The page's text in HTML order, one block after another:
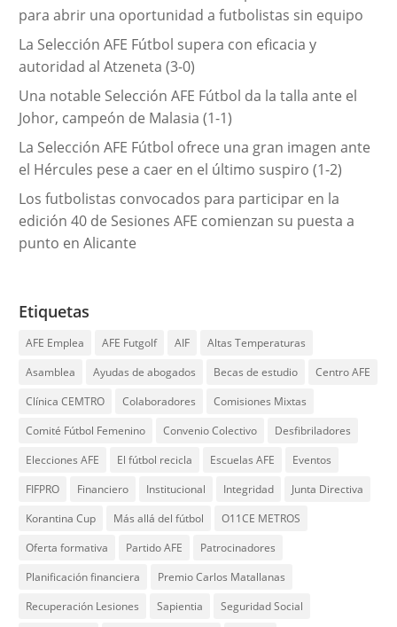
s
para abrir una oportunidad a futbolistas sin equipo
La Selección AFE Fútbol supera con eficacia y
autoridad al Atzeneta (3-0)
Una notable Selección AFE Fútbol da la talla ante el
Johor, campeón de Malasia (1-1)
La Selección AFE Fútbol ofrece una gran imagen ante
el Hércules pese a caer en el último suspiro (1-2)
Los futbolistas convocados para participar en la
edición 40 de Sesiones AFE comienzan su puesta a
punto en Alicante
Etiquetas
AFE Emplea AFE Futgolf AIF
Altas Temperaturas
Asamblea
Ayudas de abogados Becas de estudio
Centro AFE
Clínica CEMTRO
Colaboradores
Comisiones Mixtas
Comité Fútbol Femenino
Convenio Colectivo
Desfibriladores
Elecciones AFE
El fútbol recicla Escuelas AFE
Eventos
FIFPRO
Financiero Institucional Integridad
Junta Directiva
Korantina Cup
Más allá del fútbol
O11CE METROS
Oferta formativa
Partido AFE
Patrocinadores
Planificación financiera
Premio Carlos Matallanas
Recuperación Lesiones
Sapientia
Seguridad Social